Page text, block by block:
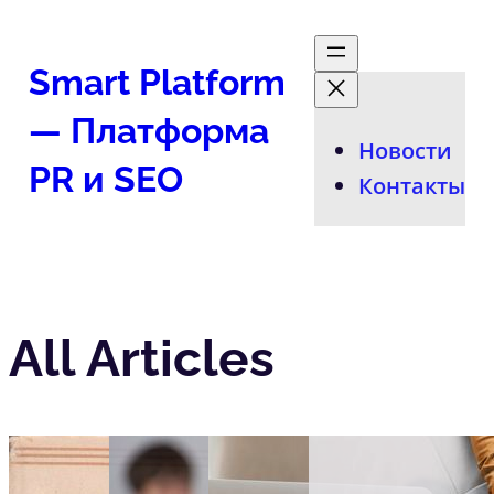
содержимому
Smart Platform
— Платформа
PR и SEO
Новости
Контакты
All Articles